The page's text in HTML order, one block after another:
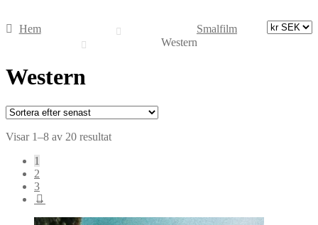
Hem
Smalfilm
Western
Western
Visar 1–8 av 20 resultatSortera
1
2
3
→